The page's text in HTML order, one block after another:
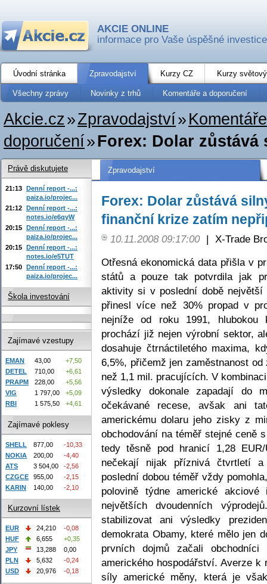
AKCIE ONLINE
informace pro Vaše úspěšné investice
Úvodní stránka Zpravodajství Kurzy CZ Kurzy
Všechny zprávy Novinky z trhů Komentáře a doporučení
Akcie.cz»Zpravodajství»
doporučení»Forex: Dolar
Zpravodajství
Forex: Dolar zůstává
finanční krize zatím
10.11.2008 09:17:00 | X-Trade
Otřesná ekonomická data přišla v
států a pouze tak potvrdila jak
aktivity si v poslední době
přinesl více než 30% propad v
nejníže od roku 1991,
prochází již nejen výrobní sektor,
dosahuje čtrnáctiletého maxima,
6,5%, přičemž jen zaměstnanost
než 1,1 mil. pracujících. V
výsledky dokonale zapadají do
očekávané recese, avšak ani
americkému dolaru jeho zisky z
obchodování na téměř stejné ceně
tedy těsně pod hranicí 1,28
nečekají nijak příznivá čtvrtletí
poslední dobou téměř vždy
polovině týdne americké
největších dvoudenních
stabilizovat ani výsledky
demokrata Obamy, které mělo jen
prvních dojmů začali
amerického hospodářství. Averze
síly americké měny, která je
Právě diskutujete
21:13 Denní report -...:
paiza.io/projec...
21:12 Denní report -...:
notes.io/e6qyW
20:15 Denní report -...:
paiza.io/projec...
20:15 Denní report -...:
notes.io/e5TUT
17:50 Denní report -...:
paiza.io/projec...
Škola investování
Zajímavé vzestupy
EMAN 43,00
+7,50
DETEL
710,00
+6,61
PRAPM
228,00
+5,56
VIG
1 797,00
+5,09
RBI
1 575,50 +4,61
Zajímavé poklesy
SHELL 877,00
-10,33
NOKIA
200,00
-4,40
ATS
3 504,00
-2,56
CZGCE
955,00
-2,15
KARIN
140,00 -2,10
Kurzovní lístek
EUR 24,210
-0,08
HUF
6,655
+0,35
JPY
13,288
0,00
PLN
5,632
-0,24
USD
20,976 -0,18